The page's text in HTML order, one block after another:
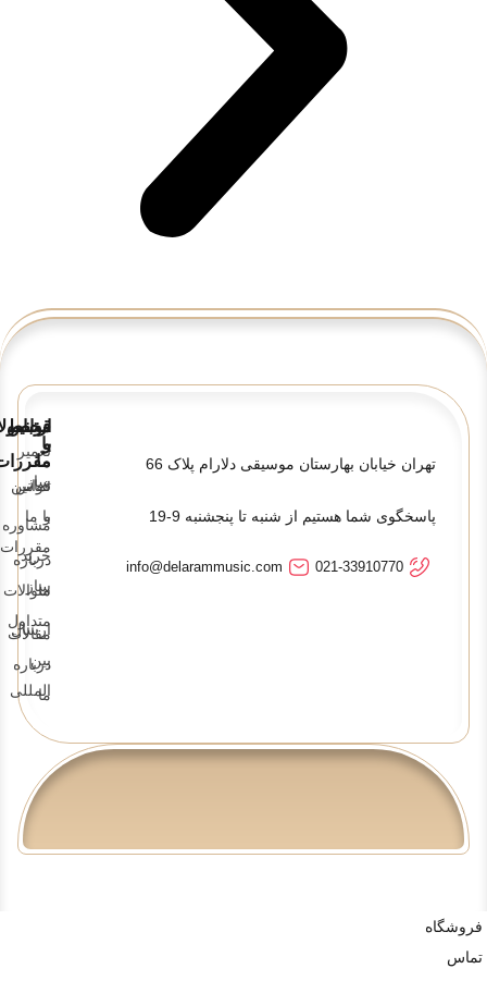
تهران خیابان بهارستان موسیقی دلارام پلاک 66
پاسخگوی شما هستیم از شنبه تا پنجشنبه 9-19
021-33910770
info@delarammusic.com
تعمیر
ساز
مشاوره
خرید
ساز
ارسال
بین
المللی
قوانین
و
قوانین
و
مقررات
سوالات
متداول
درباره
ما
ارتباط
با
ما
تماس
با ما
درباره
ما
مقالات
فروشگاه
تماس